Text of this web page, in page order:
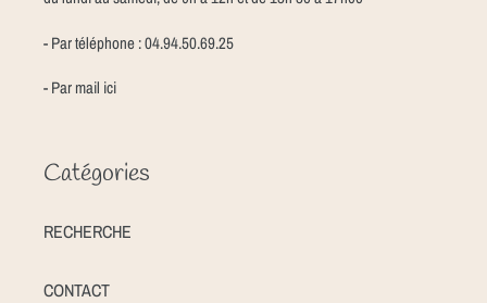
- Par téléphone : 04.94.50.69.25
- Par mail ici
Catégories
RECHERCHE
CONTACT